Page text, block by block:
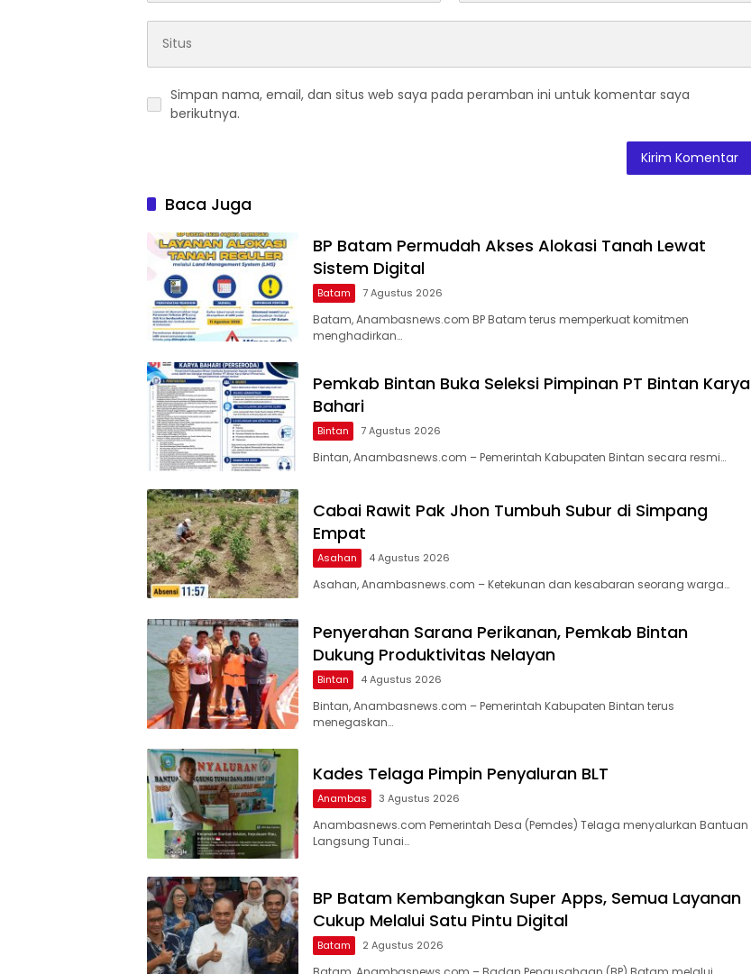
Simpan nama, email, dan situs web saya pada peramban ini untuk komentar saya
berikutnya.
Baca Juga
BP Batam Permudah Akses Alokasi Tanah Lewat
Sistem Digital
Batam 7 Agustus 2026
Batam, Anambasnews.com BP Batam terus memperkuat komitmen
menghadirkan…
Pemkab Bintan Buka Seleksi Pimpinan PT Bintan Karya
Bahari
Bintan 7 Agustus 2026
Bintan, Anambasnews.com – Pemerintah Kabupaten Bintan secara resmi…
Cabai Rawit Pak Jhon Tumbuh Subur di Simpang
Empat
Asahan 4 Agustus 2026
Asahan, Anambasnews.com – Ketekunan dan kesabaran seorang warga…
Penyerahan Sarana Perikanan, Pemkab Bintan
Dukung Produktivitas Nelayan
Bintan 4 Agustus 2026
Bintan, Anambasnews.com – Pemerintah Kabupaten Bintan terus
menegaskan…
Kades Telaga Pimpin Penyaluran BLT
Anambas 3 Agustus 2026
Anambasnews.com Pemerintah Desa (Pemdes) Telaga menyalurkan Bantuan
Langsung Tunai…
BP Batam Kembangkan Super Apps, Semua Layanan
Cukup Melalui Satu Pintu Digital
Batam 2 Agustus 2026